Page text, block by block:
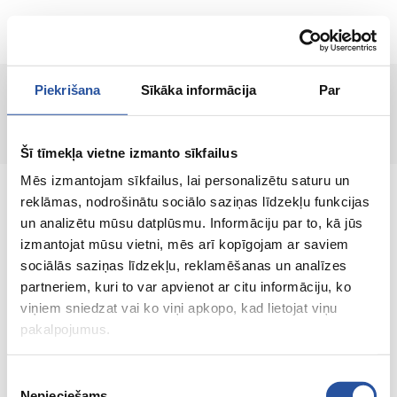
Piekrišana Sīkāka informācija Par
Šī tīmekļa vietne izmanto sīkfailus
Mēs izmantojam sīkfailus, lai personalizētu saturu un
reklāmas, nodrošinātu sociālo saziņas līdzekļu funkcijas
un analizētu mūsu datplūsmu. Informāciju par to, kā jūs
izmantojat mūsu vietni, mēs arī kopīgojam ar saviem
sociālās saziņas līdzekļu, reklamēšanas un analīzes
partneriem, kuri to var apvienot ar citu informāciju, ko
viņiem sniedzat vai ko viņi apkopo, kad lietojat viņu
pakalpojumus.
RU
Страница не найдена!
Интернет-магазин с выгодными ценами и
качественными товарами, где
удовлетворённость клиента является нашей
главной ценностью.
Vse dlja vashego doma i sada!